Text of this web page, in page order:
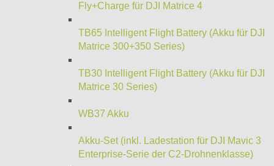
Fly+Charge für DJI Matrice 4
TB65 Intelligent Flight Battery (Akku für DJI
Matrice 300+350 Series)
TB30 Intelligent Flight Battery (Akku für DJI
Matrice 30 Series)
WB37 Akku
Akku-Set (inkl. Ladestation für DJI Mavic 3
Enterprise-Serie der C2-Drohnenklasse)